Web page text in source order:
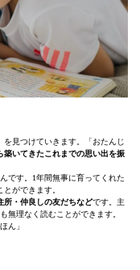
見つけていきます。「おたんじ
築いてきたこれまでの思い出を振
です。1年間無事に育ってくれた
ができます。
所・仲良しの友だちなどです。主
無理なく読むことができます。
ん」